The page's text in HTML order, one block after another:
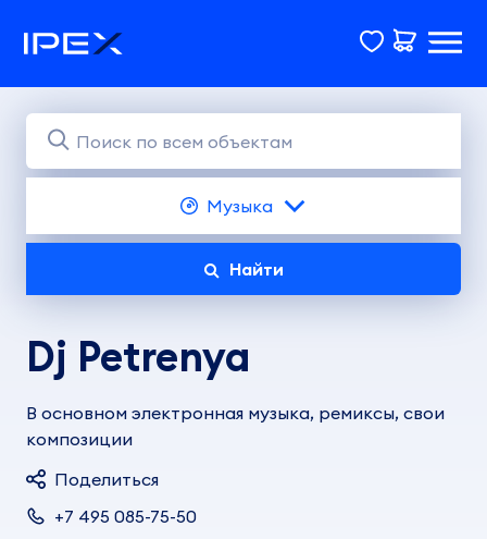
Музыка
Найти
Dj Petrenya
В основном электронная музыка, ремиксы, свои
композиции
Поделиться
+7 495 085-75-50